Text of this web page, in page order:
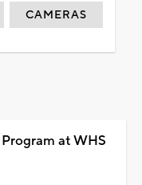
CAMERAS
at WHS